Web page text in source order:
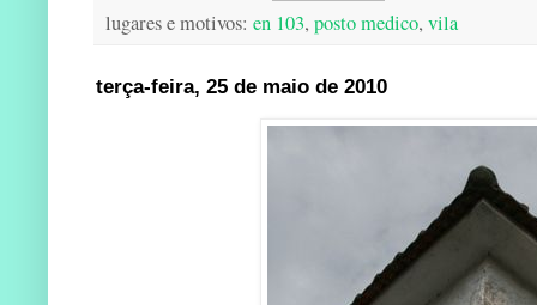
lugares e motivos: en 103, posto medico, vila
terça-feira, 25 de maio de 2010